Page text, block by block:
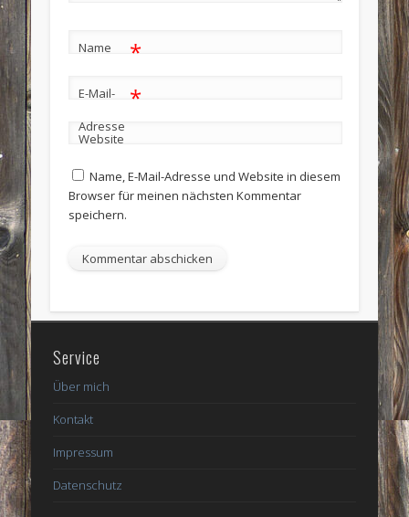
Name *
E-Mail-
Adresse
*
Website
Name, E-Mail-Adresse und Website in diesem
Browser für meinen nächsten Kommentar
speichern.
Service
Über mich
Kontakt
Impressum
Datenschutz